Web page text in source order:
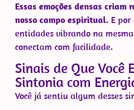
Essas emoções densas criam
nosso campo espiritual. E por
entidades vibrando na
conectam com facilidade.
Sinais de Que Você
Sintonia com
Você já sentiu algum desses